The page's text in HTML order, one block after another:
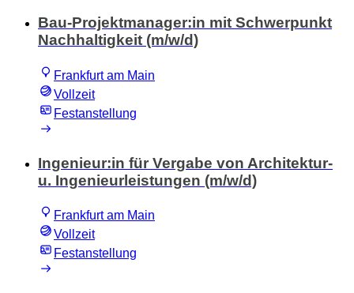
Bau-Projektmanager:in mit Schwerpunkt
Nachhaltigkeit (m/w/d)
Frankfurt am Main
Vollzeit
Festanstellung
Ingenieur:in für Vergabe von Architektur-
u. Ingenieurleistungen (m/w/d)
Frankfurt am Main
Vollzeit
Festanstellung